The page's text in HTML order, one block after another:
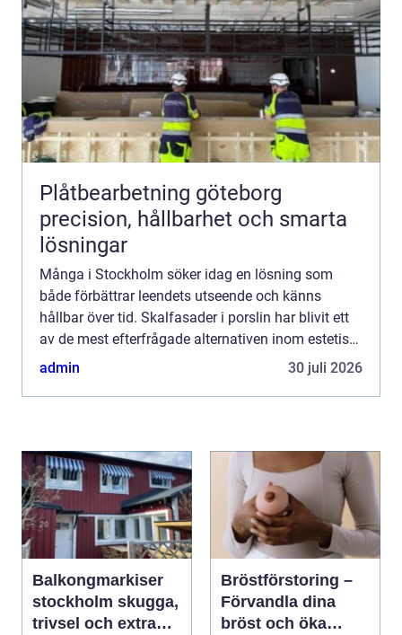
Plåtbearbetning göteborg
precision, hållbarhet och smarta
lösningar
Många i Stockholm söker idag en lösning som
både förbättrar leendets utseende och känns
hållbar över tid. Skalfasader i porslin har blivit ett
av de mest efterfrågade alternativen inom estetisk
ta...
admin 30 juli 2026
Balkongmarkiser
stockholm skugga,
trivsel och extra
Bröstförstoring –
Förvandla dina
bröst och öka